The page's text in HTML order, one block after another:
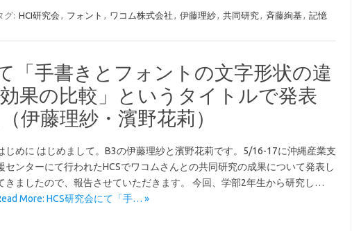
グ: HCI研究会 , フォント , ワコム株式会社 , 伊藤理紗, 共同研究, 斉藤絢基, 記憶
「手書きとフォントの文字形状の違
果の比較」というタイトルで発表
伊藤理紗・濱野花莉）
じめに はじめまして。B3の伊藤理紗と濱野花莉です。5/16-17に沖縄産業支
センターにて行われたHCSでワコムさんとの共同研究の成果について発表し
きましたので、報告させていただきます。 今回、学部2年生から研究し…
More: HCS研究会にて「手… »